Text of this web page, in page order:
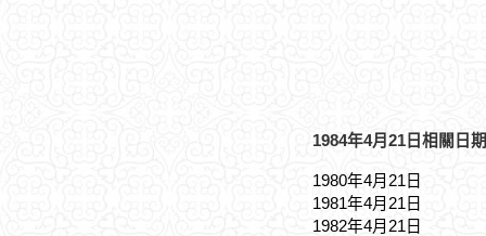
1984年4月21日相關日
1980年4月21日
1981年4月21日
1982年4月21日